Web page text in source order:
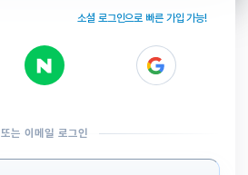
소셜 로그인으로 빠른 가입 가능!
또는 이메일 로그인